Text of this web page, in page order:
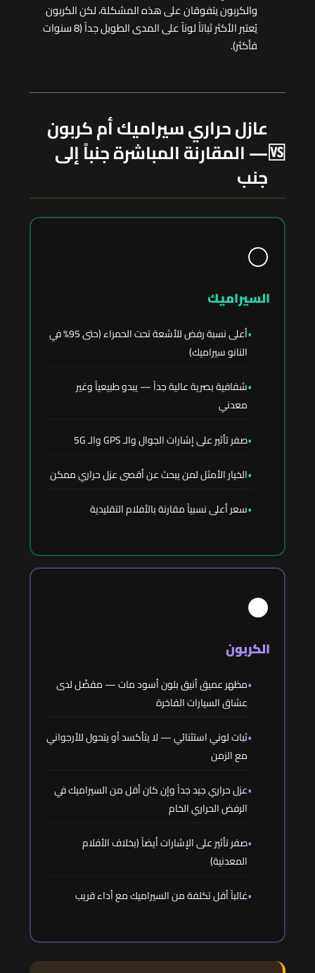
والكربون يتفوقان على هذه المشكلة، لكن الكربون
يُعتبر الأكثر ثباتاً لوناً على المدى الطويل جداً (8 سنوات
فأكثر).
🆚
عازل حراري سيراميك أم كربون
— المقارنة المباشرة جنباً إلى
جنب
⚪
السيراميك
أعلى نسبة رفض للأشعة تحت الحمراء (حتى 95% في
النانو سيراميك)
شفافية بصرية عالية جداً — يبدو طبيعياً وغير
معدني
صفر تأثير على إشارات الجوال والـ GPS والـ 5G
الخيار الأمثل لمن يبحث عن أقصى عزل حراري ممكن
سعر أعلى نسبياً مقارنة بالأفلام التقليدية
⚫
الكربون
مظهر عميق أنيق بلون أسود مات — مفضّل لدى
عشاق السيارات الفاخرة
ثبات لوني استثنائي — لا يتأكسد أو يتحول للأرجواني
مع الزمن
عزل حراري جيد جداً وإن كان أقل من السيراميك في
الرفض الحراري الخام
صفر تأثير على الإشارات أيضاً (بخلاف الأفلام
المعدنية)
غالباً أقل تكلفة من السيراميك مع أداء قريب